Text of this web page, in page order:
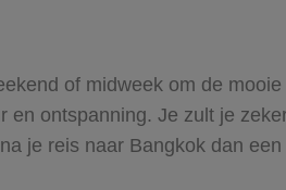
of midweek om de
ontspanning. Je zult je
je reis naar Bangkok dan